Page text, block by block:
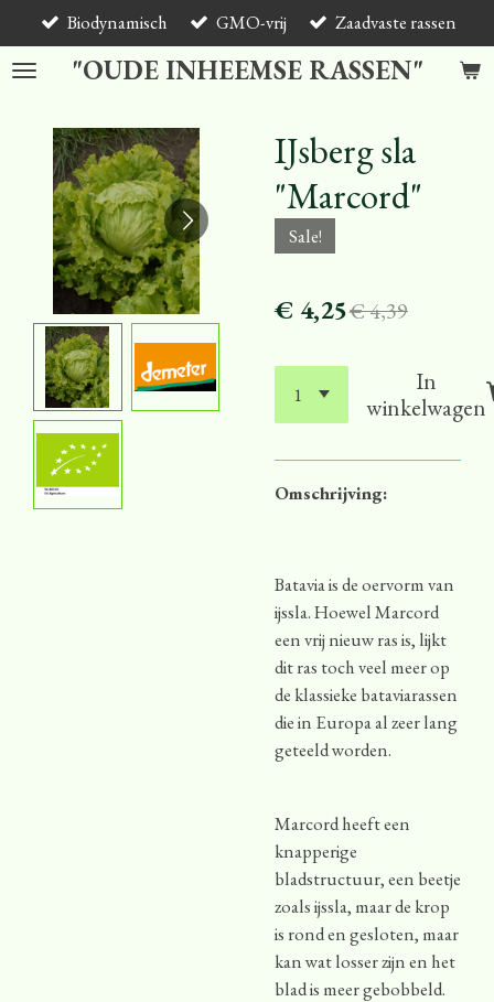
direct
naar
hoofdinhoud
"OUDE INHEEMSE RASSEN"
Biodynamisch GMO-vrij Zaadvaste rassen
IJsberg sla
"Marcord"
Sale!
€ 4,25€ 4,39
In
winkelwagen
Omschrijving:
Batavia is de oervorm van
ijssla. Hoewel Marcord
een vrij nieuw ras is, lijkt
dit ras toch veel meer op
de klassieke bataviarassen
die in Europa al zeer lang
geteeld worden.
Marcord heeft een
knapperige
bladstructuur, een beetje
zoals ijssla, maar de krop
is rond en gesloten, maar
kan wat losser zijn en het
blad is meer gebobbeld.